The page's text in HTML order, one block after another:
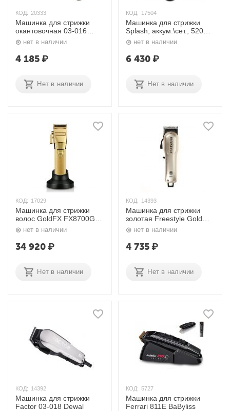
КОД: 20333
Машинка для стрижки
окантовочная 03-016
Ultimate, аккум.\сет., 5500
об./мин. Dewal
нет в наличии
4 185₽
Нет в наличии
КОД: 17504
Машинка для стрижки
Splash, аккум.\сет., 5200-
6000 об.\мин., 45 мм.
Dewal
нет в наличии
6 430₽
Нет в наличии
КОД: 17029
Машинка для стрижки
волос GoldFX FX8700GE
BaByliss
нет в наличии
34 920₽
Нет в наличии
КОД: 14393
Машинка для стрижки
золотая Freestyle Gold
03-077 Gold Dewal
нет в наличии
4 735₽
Нет в наличии
КОД: 14392
Машинка для стрижки
Factor 03-018 Dewal
КОД: 5727
Машинка для стрижки
Ferrari 811Е BaByliss